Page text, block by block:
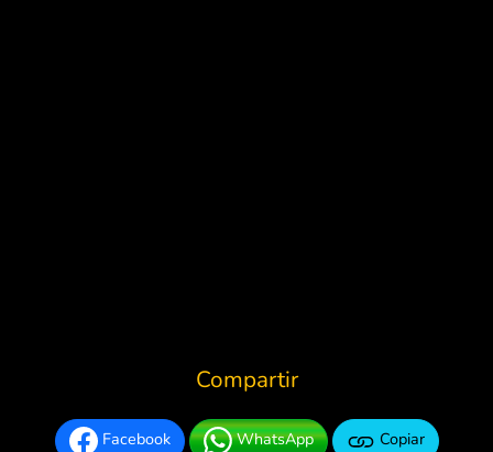
Compartir
Facebook WhatsApp Copiar